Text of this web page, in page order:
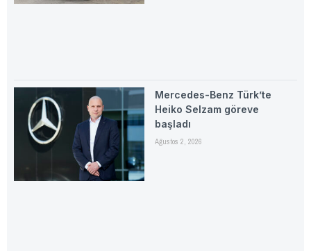
Mercedes-Benz Türk’te
Heiko Selzam göreve
başladı
Ağustos 2, 2026